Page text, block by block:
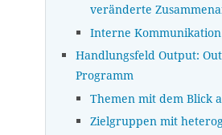
veränderte
Interne
Handlungsfeld Output:
Programm
Themen mit dem Blick
Zielgruppen mit